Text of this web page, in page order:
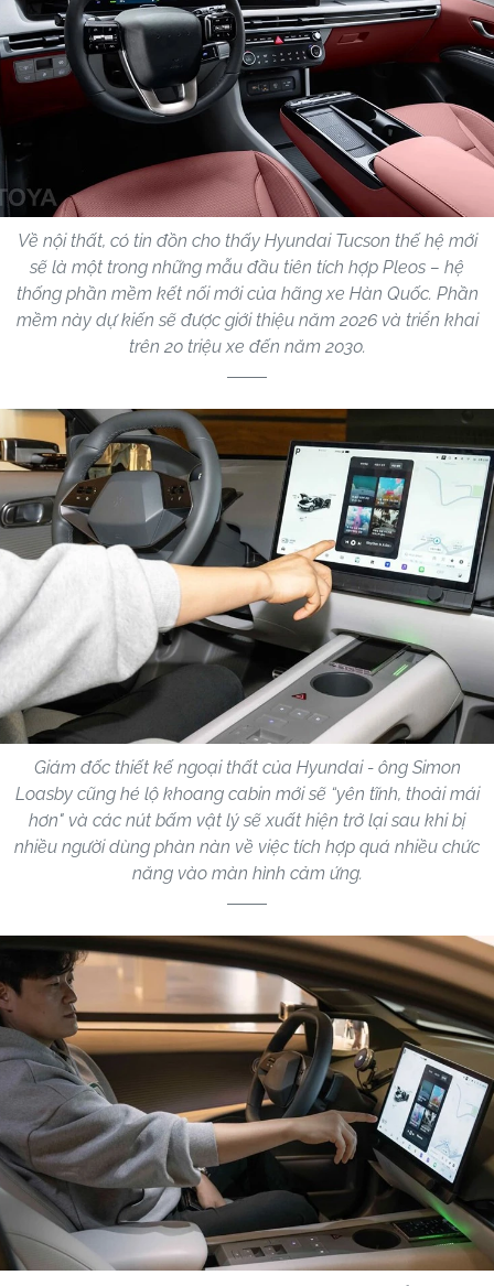
Về nội thất, có tin đồn cho thấy Hyundai Tucson thế hệ mới
sẽ là một trong những mẫu đầu tiên tích hợp Pleos – hệ
thống phần mềm kết nối mới của hãng xe Hàn Quốc. Phần
mềm này dự kiến sẽ được giới thiệu năm 2026 và triển khai
trên 20 triệu xe đến năm 2030.
Giám đốc thiết kế ngoại thất của Hyundai - ông Simon
Loasby cũng hé lộ khoang cabin mới sẽ “yên tĩnh, thoải mái
hơn" và các nút bấm vật lý sẽ xuất hiện trở lại sau khi bị
nhiều người dùng phàn nàn về việc tích hợp quá nhiều chức
năng vào màn hình cảm ứng.